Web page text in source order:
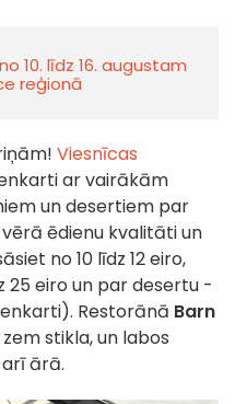
10. līdz 16. augustam
reģionā
Viesnīcas
ar vairākām
un desertiem par
ēdienu kvalitāti un
no 10 līdz 12 eiro,
25 eiro un par desertu -
Restorānā Barn
stikla, un labos
ārā.